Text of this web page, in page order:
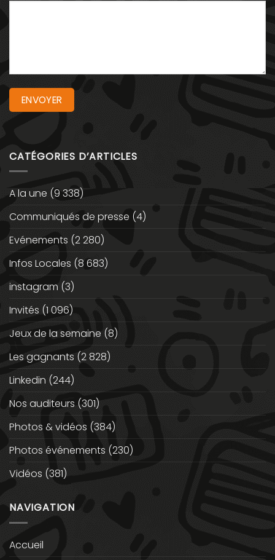
CATÉGORIES D’ARTICLES
A la une (9 338)
Communiqués de presse (4)
Evénements (2 280)
Infos Locales (8 683)
instagram (3)
Invités (1 096)
Jeux de la semaine (8)
Les gagnants (2 828)
Linkedin (244)
Nos auditeurs (301)
Photos & vidéos (384)
Photos événements (230)
Vidéos (381)
NAVIGATION
Accueil